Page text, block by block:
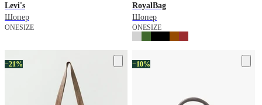
Levi's
Шопер
ONESIZE
RoyalBag
Шопер
ONESIZE
−21% −10%